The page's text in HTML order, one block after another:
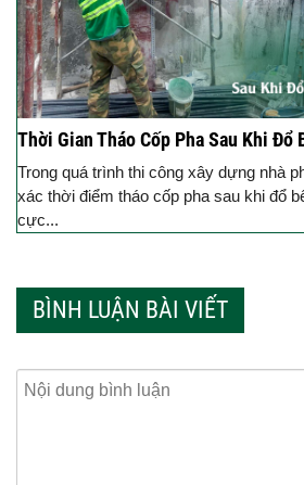
Thời Gian Tháo Cốp Pha Sau Khi Đổ
Trong quá trình thi công xây dựng nhà
xác thời điểm tháo cốp pha sau khi đổ
cực...
BÌNH LUẬN BÀI VIẾT